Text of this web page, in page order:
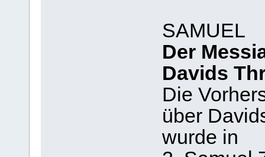
SAMUEL
Der
Davids
Die
über
wurde in